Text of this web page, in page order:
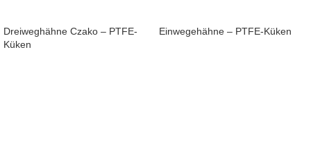
Dreiweghähne Czako – PTFE-
Küken
Einwegehähne – PTFE-Küken